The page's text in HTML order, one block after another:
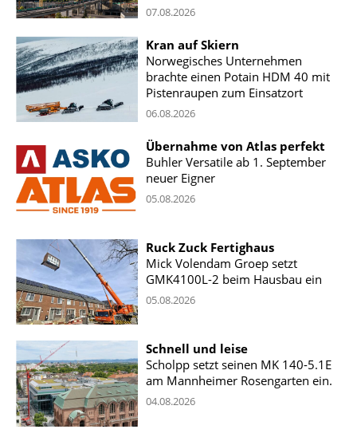
07.08.2026
Kran auf Skiern
Norwegisches Unternehmen
brachte einen Potain HDM 40 mit
Pistenraupen zum Einsatzort
06.08.2026
Übernahme von Atlas perfekt
Buhler Versatile ab 1. September
neuer Eigner
05.08.2026
Ruck Zuck Fertighaus
Mick Volendam Groep setzt
GMK4100L-2 beim Hausbau ein
05.08.2026
Schnell und leise
Scholpp setzt seinen MK 140-5.1E
am Mannheimer Rosengarten ein.
04.08.2026